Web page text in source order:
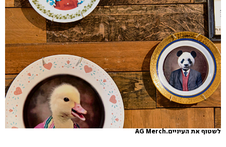
לשטוף את העיניים.AG Merch